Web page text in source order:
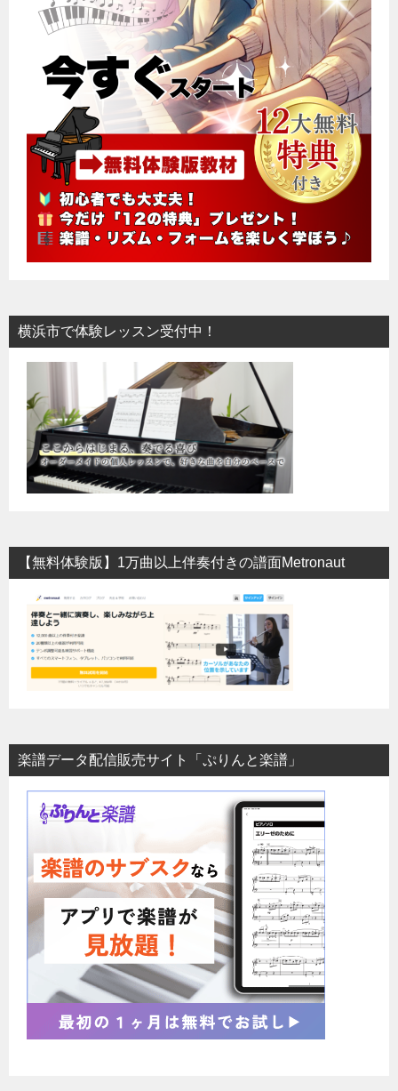
横浜市で体験レッスン受付中！
【無料体験版】1万曲以上伴奏付きの譜面Metronaut
楽譜データ配信販売サイト「ぷりんと楽譜」